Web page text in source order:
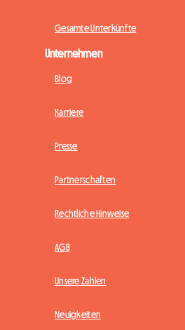
Gesamte Unterkünfte
Unternehmen
Blog
Karriere
Presse
Partnerschaften
Rechtliche Hinweise
AGB
Unsere Zahlen
Neuigkeiten